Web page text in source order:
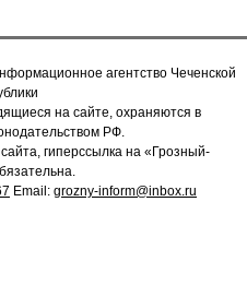
агентство Чеченской
на сайте, охраняются в
РФ.
гиперссылка на «Грозный-
Email: grozny-inform@inbox.ru